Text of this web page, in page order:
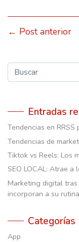
← Post anterior
Buscar
Entradas
Tendencias en RRSS
Tendencias de
Tiktok vs Reels: Los
SEO LOCAL: Atrae a
Marketing digital
incorporan a su
Categorías
App